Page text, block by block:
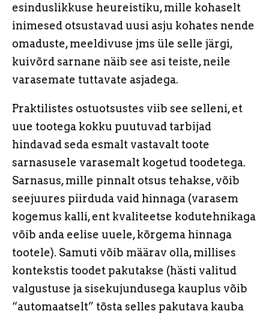
esinduslikkuse heureistiku, mille kohaselt
inimesed otsustavad uusi asju kohates nende
omaduste, meeldivuse jms üle selle järgi,
kuivõrd sarnane näib see asi teiste, neile
varasemate tuttavate asjadega.
Praktilistes ostuotsustes viib see selleni, et
uue tootega kokku puutuvad tarbijad
hindavad seda esmalt vastavalt toote
sarnasusele varasemalt kogetud toodetega.
Sarnasus, mille pinnalt otsus tehakse, võib
seejuures piirduda vaid hinnaga (varasem
kogemus kalli, ent kvaliteetse kodutehnikaga
võib anda eelise uuele, kõrgema hinnaga
tootele). Samuti võib määrav olla, millises
kontekstis toodet pakutakse (hästi valitud
valgustuse ja sisekujundusega kauplus võib
“automaatselt” tõsta selles pakutava kauba